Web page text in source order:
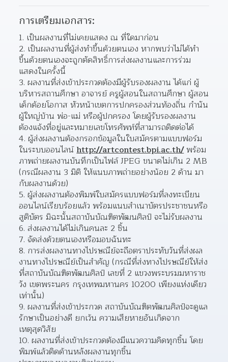
การเตรียมเอกสาร:
เป็นผลงานที่ไม่เคยแสดง ณ ที่ใดมาก่อน
เป็นผลงานที่ผู้ส่งทำขึ้นด้วยตนเอง หากพบว่าไม่ได้ทำ
ขึ้นด้วยตนเองจะถูกตัดสิทธิ์การส่งผลงานและการร่วม
แสดงในครั้งนี้
ผลงานที่ส่งเข้าประกวดต้องมีผู้รับรองผลงาน ได้แก่ ผู้
บริหารสถานศึกษา อาจารย์ ครูผู้สอนในสถานศึกษา ผู้สอน
เด็กด้อยโอกาส หัวหน้าเขตการปกครองส่วนท้องถิ่น กำนัน
ผู้ใหญ่บ้าน พ่อ-แม่ หรือผู้ปกครอง โดยผู้รับรองผลงาน
ต้องแจ้งที่อยู่และหมายเลขโทรศัพท์ที่สามารถติดต่อได้
ผู้ส่งผลงานต้องกรอกข้อมูลในใบสมัครตามแบบฟอร์ม
ในระบบออนไลน์ http://artcontest.bpi.ac.th/ พร้อม
ภาพถ่ายผลงานบันทึกเป็นไฟล์ JPEG ขนาดไม่เกิน 2 MB
(กรณีผลงาน 3 มิติ ให้แนบภาพถ่ายอย่างน้อย 2 ด้าน มา
กับผลงานด้วย)
ผู้ส่งผลงานต้องพิมพ์ใบสมัครแบบฟอร์มที่ลงทะเบียน
ออนไลน์เรียบร้อยแล้ว พร้อมแนบสำเนาบัตรประชาชนหรือ
สูติบัตร มิฉะนั้นสถาบันบัณฑิตพัฒนศิลป์ จะไม่รับผลงาน
ส่งผลงานได้ไม่เกินคนละ 2 ชิ้น
จัดส่งด้วยตนเองหรือมอบฉันทะ
การส่งผลงานทางไปรษณีย์จะถือตราประทับวันที่ส่งผล
งานทางไปรษณีย์เป็นสำคัญ (กรณีที่ส่งทางไปรษณีย์ให้ส่ง
ที่สถาบันบัณฑิตพัฒนศิลป์ เลขที่ 2 แขวงพระบรมมหาราช
วัง เขตพระนคร กรุงเทพมหานคร 10200 เพียงแห่งเดียว
เท่านั้น)
ผลงานที่ส่งเข้าประกวด สถาบันบัณฑิตพัฒนศิลป์จะดูแล
รักษาเป็นอย่างดี ยกเว้น ความเสียหายอันเกิดจาก
เหตุสุดวิสัย
ผลงานที่ส่งเข้าประกวดต้องมีแนวความคิดทุกชิ้น โดย
พิมพ์แล้วติดด้านหลังผลงานทุกชิ้น